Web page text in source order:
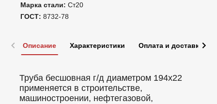
Марка стали: Ст20
ГОСТ: 8732-78
Описание Характеристики Оплата и доставка
Труба бесшовная г/д диаметром 194x22
применяется в строительстве,
машиностроении, нефтегазовой,